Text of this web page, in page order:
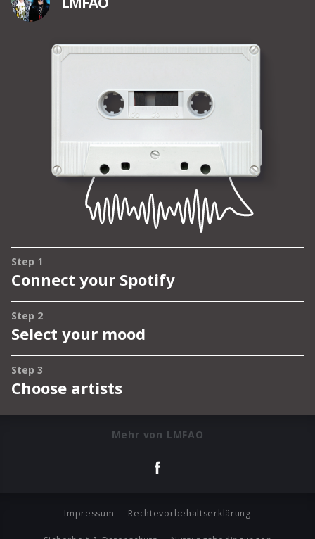
Mehr von LMFAO
Impressum Rechtevorbehaltserklärung